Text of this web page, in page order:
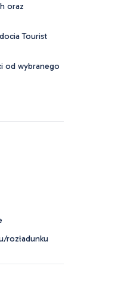
oraz
Tourist
od wybranego
rozładunku